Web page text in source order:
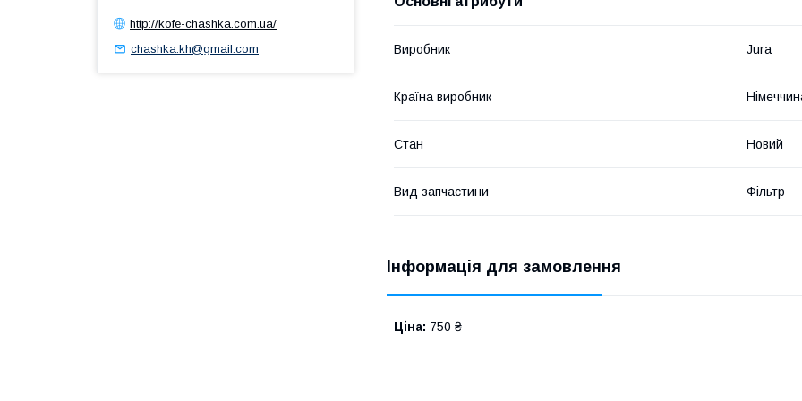
Виробник Jura
Країна виробник
Стан Новий
Вид запчастини Фільтр
Інформація для замовлення
Ціна: 750 ₴
http://kofe-chashka.com.ua/
chashka.kh@gmail.com